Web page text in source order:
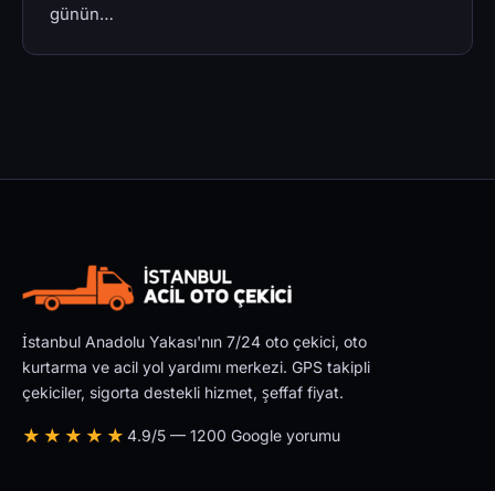
günün…
İstanbul Anadolu Yakası'nın 7/24 oto çekici, oto
kurtarma ve acil yol yardımı merkezi. GPS takipli
çekiciler, sigorta destekli hizmet, şeffaf fiyat.
★★★★★ 4.9/5 — 1200 Google yorumu